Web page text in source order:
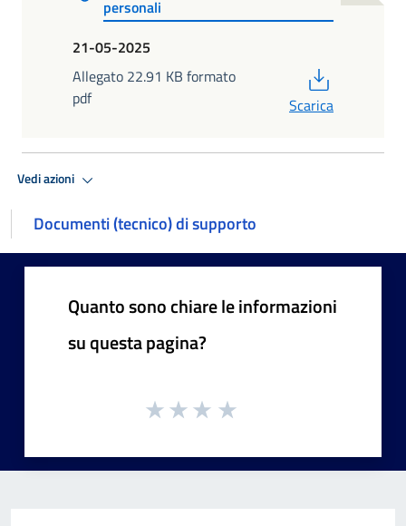
personali
21-05-2025
Allegato 22.91 KB formato
pdf
Scarica
Vedi azioni
Documenti (tecnico) di supporto
Quanto sono chiare le informazioni
su questa pagina?